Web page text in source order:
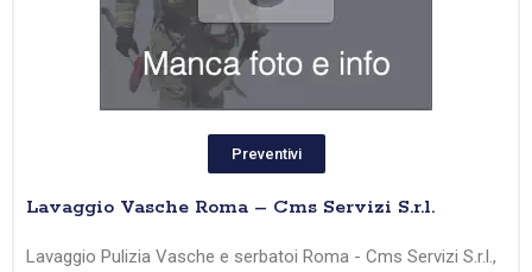
Preventivi
Lavaggio Vasche Roma – Cms Servizi S.r.l.
Lavaggio Pulizia Vasche e serbatoi Roma - Cms Servizi S.r.l.,